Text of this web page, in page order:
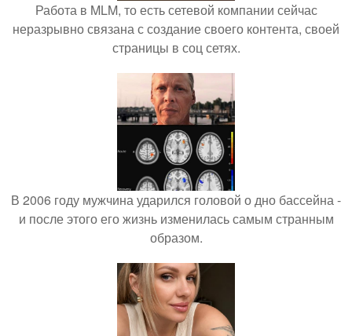
Работа в MLM, то есть сетевой компании сейчас
неразрывно связана с создание своего контента, своей
страницы в соц сетях.
В 2006 году мужчина ударился головой о дно бассейна -
и после этого его жизнь изменилась самым странным
образом.